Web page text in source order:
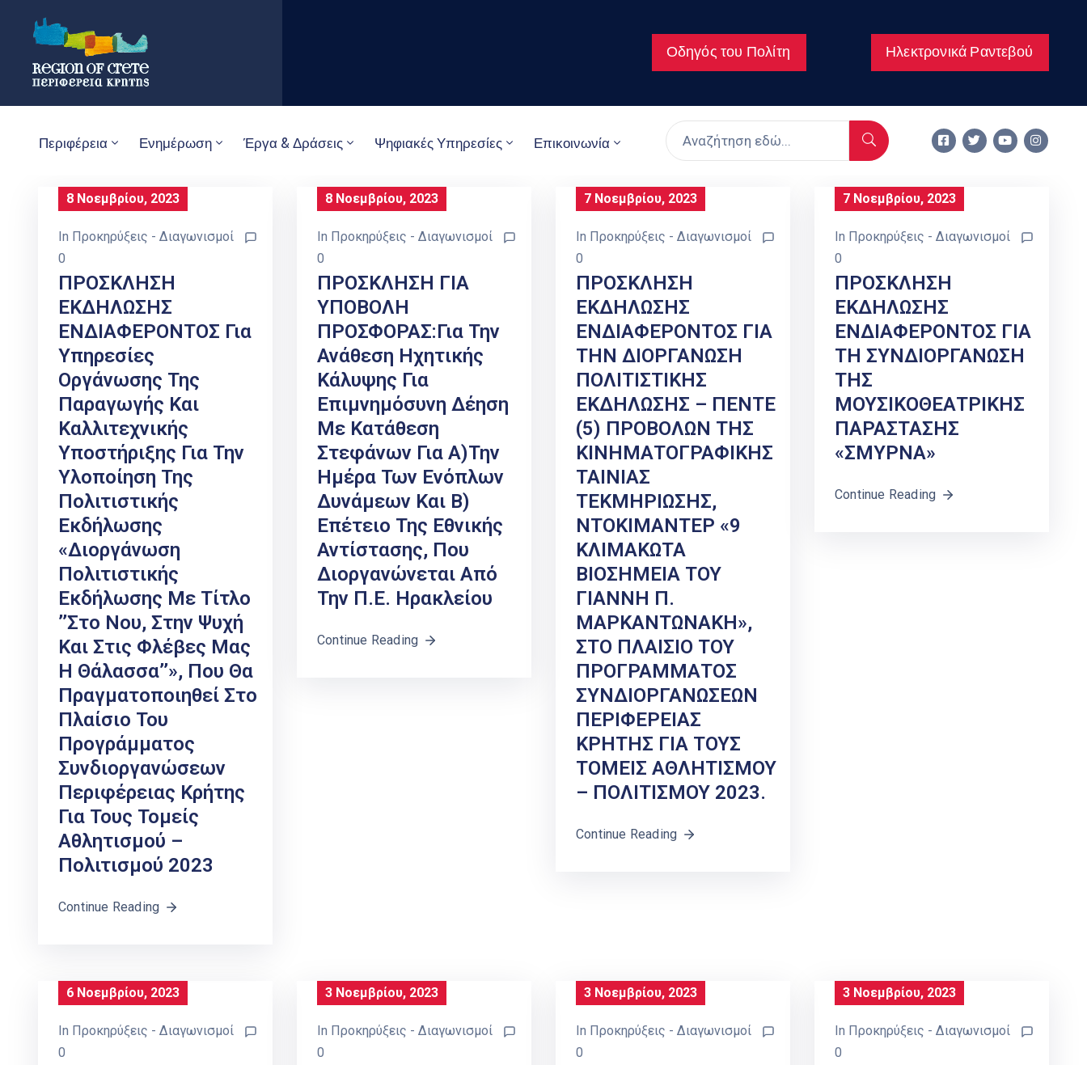
Οδηγός του Πολίτη Ηλεκτρονικά Ραντεβού
Περιφέρεια Ενημέρωση Έργα & Δράσεις Ψηφιακές Υπηρεσίες Επικοινωνία
8 Νοεμβρίου, 2023
In Προκηρύξεις - Διαγωνισμοί
0
ΠΡΟΣΚΛΗΣΗ
ΕΚΔΗΛΩΣΗΣ
ΕΝΔΙΑΦΕΡΟΝΤΟΣ Για
Υπηρεσίες
Οργάνωσης Της
Παραγωγής Και
Καλλιτεχνικής
Υποστήριξης Για Την
Υλοποίηση Της
Πολιτιστικής
Εκδήλωσης
«Διοργάνωση
Πολιτιστικής
Εκδήλωσης Με Τίτλο
’’Στο Νου, Στην Ψυχή
Και Στις Φλέβες Μας
Η Θάλασσα’’», Που Θα
Πραγματοποιηθεί Στο
Πλαίσιο Του
Προγράμματος
Συνδιοργανώσεων
Περιφέρειας Κρήτης
Για Τους Τομείς
Αθλητισμού –
Πολιτισμού 2023
Continue Reading
8 Νοεμβρίου, 2023
In Προκηρύξεις - Διαγωνισμοί
0
ΠΡΟΣΚΛΗΣΗ ΓΙΑ
ΥΠΟΒΟΛΗ
ΠΡΟΣΦΟΡΑΣ:Για Την
Ανάθεση Ηχητικής
Κάλυψης Για
Επιμνημόσυνη Δέηση
Με Κατάθεση
Στεφάνων Για Α)την
Ημέρα Των Ενόπλων
Δυνάμεων Και Β)
Επέτειο Της Εθνικής
Αντίστασης, Που
Διοργανώνεται Από
Την Π.Ε. Ηρακλείου
Continue Reading
7 Νοεμβρίου, 2023
In Προκηρύξεις - Διαγωνισμοί
0
ΠΡΟΣΚΛΗΣΗ
ΕΚΔΗΛΩΣΗΣ
ΕΝΔΙΑΦΕΡΟΝΤΟΣ ΓΙΑ
ΤΗΝ ΔΙΟΡΓΑΝΩΣΗ
ΠΟΛΙΤΙΣΤΙΚΗΣ
ΕΚΔΗΛΩΣΗΣ – ΠΕΝΤΕ
(5) ΠΡΟΒΟΛΩΝ ΤΗΣ
ΚΙΝΗΜΑΤΟΓΡΑΦΙΚΗΣ
ΤΑΙΝΙΑΣ
ΤΕΚΜΗΡΙΩΣΗΣ,
ΝΤΟΚΙΜΑΝΤΕΡ «9
ΚΛΙΜΑΚΩΤΑ
ΒΙΟΣΗΜΕΙΑ ΤΟΥ
ΓΙΑΝΝΗ Π.
ΜΑΡΚΑΝΤΩΝΑΚΗ»,
ΣΤΟ ΠΛΑΙΣΙΟ ΤΟΥ
ΠΡΟΓΡΑΜΜΑΤΟΣ
ΣΥΝΔΙΟΡΓΑΝΩΣΕΩΝ
ΠΕΡΙΦΕΡΕΙΑΣ
ΚΡΗΤΗΣ ΓΙΑ ΤΟΥΣ
ΤΟΜΕΙΣ ΑΘΛΗΤΙΣΜΟΥ
– ΠΟΛΙΤΙΣΜΟΥ 2023.
Continue Reading
7 Νοεμβρίου, 2023
In Προκηρύξεις - Διαγωνισμοί
0
ΠΡΟΣΚΛΗΣΗ
ΕΚΔΗΛΩΣΗΣ
ΕΝΔΙΑΦΕΡΟΝΤΟΣ ΓΙΑ
ΤΗ ΣΥΝΔΙΟΡΓΑΝΩΣΗ
ΤΗΣ
ΜΟΥΣΙΚΟΘΕΑΤΡΙΚΗΣ
ΠΑΡΑΣΤΑΣΗΣ
«ΣΜΥΡΝΑ»
Continue Reading
6 Νοεμβρίου, 2023
In Προκηρύξεις - Διαγωνισμοί
0
3 Νοεμβρίου, 2023
In Προκηρύξεις - Διαγωνισμοί
0
3 Νοεμβρίου, 2023
In Προκηρύξεις - Διαγωνισμοί
0
3 Νοεμβρίου, 2023
In Προκηρύξεις - Διαγωνισμοί
0